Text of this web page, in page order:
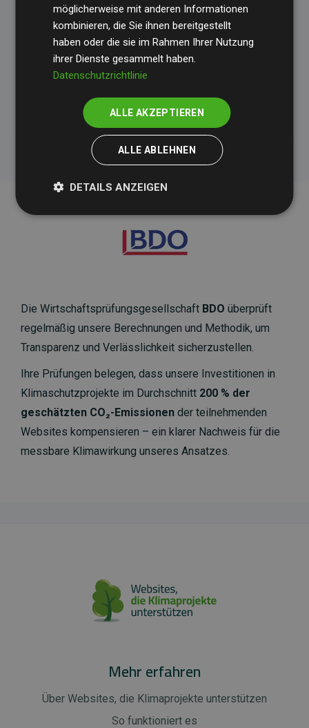
Sie hier.
Initiative Websites, die Klimaprojekte unterstützen
Die Wirtschaftsprüfungsgesellschaft BDO überprüft
regelmäßig unsere Berechnungen und Methodik, um
Transparenz und Verlässlichkeit sicherzustellen.
Ihre Prüfungen belegen, dass unsere Investitionen in
Klimaschutzprojekte im Durchschnitt 200 % der
geschätzten CO₂-Emissionen der teilnehmenden
Websites kompensieren – ein klarer Nachweis für die
messbare Klimawirkung unseres Ansatzes.
Mehr erfahren
Über Websites, die Klimaprojekte unterstützen
So funktioniert es
möglicherweise mit anderen Informationen
kombinieren, die Sie ihnen bereitgestellt
haben oder die sie im Rahmen Ihrer Nutzung
ihrer Dienste gesammelt haben.
Datenschutzrichtlinie
ALLE AKZEPTIEREN
ALLE ABLEHNEN
DETAILS ANZEIGEN